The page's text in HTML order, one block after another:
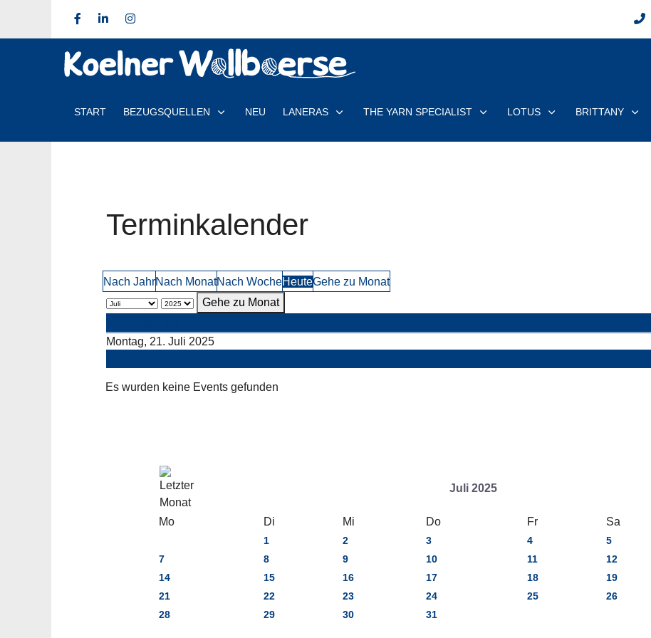
START BEZUGSQUELLEN NEU LANERAS THE YARN SPECIALIST LOTUS BRITTANY
Terminkalender
Nach JahrNach MonatNach WocheHeuteGehe zu Monat
Gehe zu Monat
Montag, 21. Juli 2025
Es wurden keine Events gefunden
Juli 2025
Mo Di Mi Do Fr Sa
1 2 3 4 5
7
8 9 10 11 12
14
15 16 17 18 19
21
22 23 24 25 26
28
29 30 31